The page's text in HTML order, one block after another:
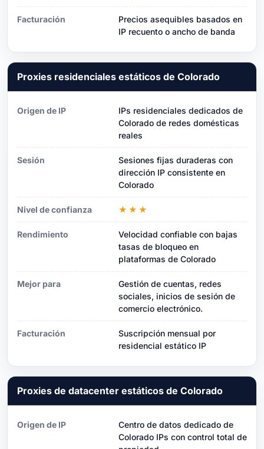
Facturación
Precios asequibles basados ​​en
IP recuento o ancho de banda
Proxies residenciales estáticos de Colorado
Origen de IP
IPs residenciales dedicados de
Colorado de redes domésticas
reales
Sesión
Sesiones fijas duraderas con
dirección IP consistente en
Colorado
Nivel de confianza ★★★
Rendimiento
Velocidad confiable con bajas
tasas de bloqueo en
plataformas de Colorado
Mejor para
Gestión de cuentas, redes
sociales, inicios de sesión de
comercio electrónico.
Facturación
Suscripción mensual por
residencial estático IP
Proxies de datacenter estáticos de Colorado
Origen de IP
Centro de datos dedicado de
Colorado IPs con control total de